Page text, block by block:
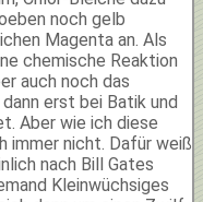
noch gelb
Magenta an. Als
chemische Reaktion
auch noch das
erst bei Batik und
Aber wie ich diese
immer nicht. Dafür weiß
nach Bill Gates
Kleinwüchsiges